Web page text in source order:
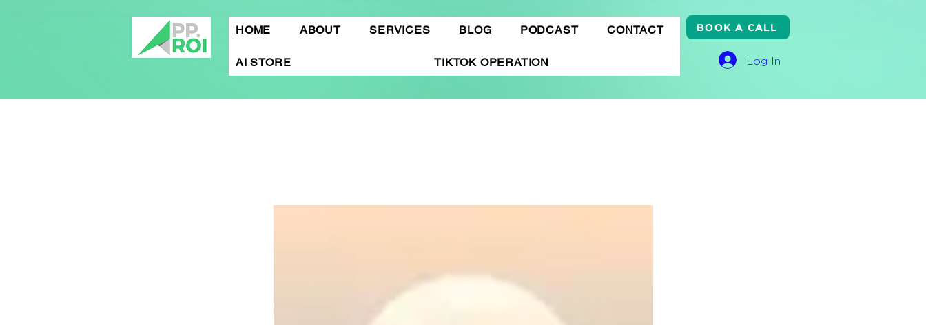
HOME ABOUT SERVICES BLOG PODCAST CONTACT
AI STORE TIKTOK OPERATION
BOOK A CALL
Log In